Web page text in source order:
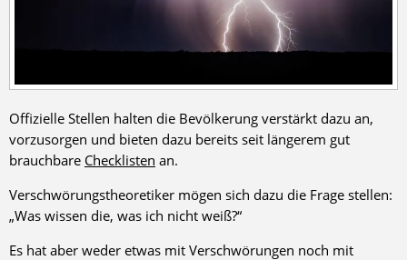
Offizielle Stellen halten die Bevölkerung verstärkt dazu an,
vorzusorgen und bieten dazu bereits seit längerem gut
brauchbare Checklisten an.
Verschwörungstheoretiker mögen sich dazu die Frage stellen:
„Was wissen die, was ich nicht weiß?“
Es hat aber weder etwas mit Verschwörungen noch mit